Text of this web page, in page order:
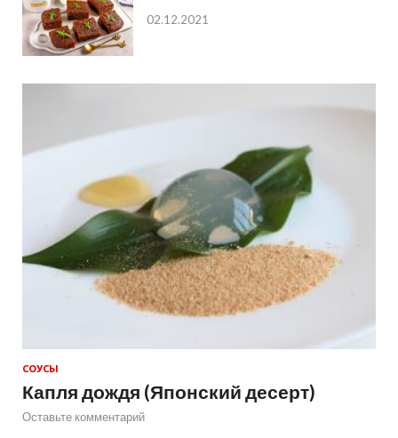
02.12.2021
СОУСЫ
Капля дождя (Японский десерт)
Оставьте комментарий